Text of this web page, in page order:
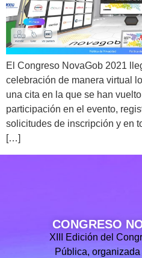
El Congreso NovaGob 2021
celebración de manera virtual
una cita en la que se han
participación en el evento,
solicitudes de inscripción y en
[…]
CONGRESO
XIII Edición del
Pública,